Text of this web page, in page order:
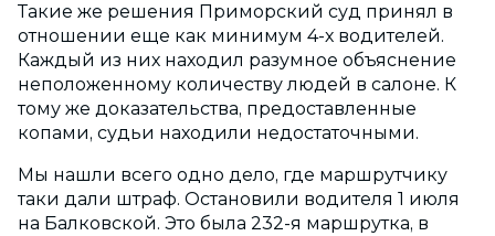
Такие же решения Приморский суд принял в
отношении еще как минимум 4-х водителей.
Каждый из них находил разумное объяснение
неположенному количеству людей в салоне. К
тому же доказательства, предоставленные
копами, судьи находили недостаточными.
Мы нашли всего одно дело, где маршрутчику
таки дали штраф. Остановили водителя 1 июля
на Балковской. Это была 232-я маршрутка, в